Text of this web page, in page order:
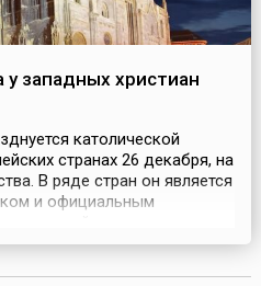
западных христиан
католической
странах 26 декабря, на
В ряде стран он является
и официальным
был одним из семи